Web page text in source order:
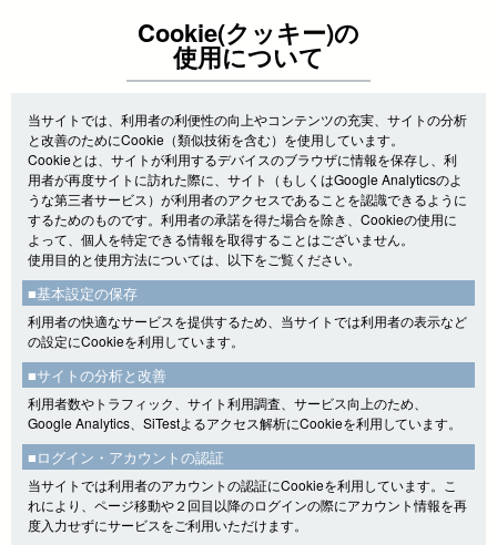
Cookie(クッキー)の
使用について
当サイトでは、利用者の利便性の向上やコンテンツの充実、サイトの分析
と改善のためにCookie（類似技術を含む）を使用しています。
Cookieとは、サイトが利用するデバイスのブラウザに情報を保存し、利
用者が再度サイトに訪れた際に、サイト（もしくはGoogle Analyticsのよ
うな第三者サービス）が利用者のアクセスであることを認識できるように
するためのものです。利用者の承諾を得た場合を除き、Cookieの使用に
よって、個人を特定できる情報を取得することはございません。
使用目的と使用方法については、以下をご覧ください。
■基本設定の保存
利用者の快適なサービスを提供するため、当サイトでは利用者の表示など
の設定にCookieを利用しています。
■サイトの分析と改善
利用者数やトラフィック、サイト利用調査、サービス向上のため、
Google Analytics、SiTestよるアクセス解析にCookieを利用しています。
■ログイン・アカウントの認証
当サイトでは利用者のアカウントの認証にCookieを利用しています。こ
れにより、ページ移動や２回目以降のログインの際にアカウント情報を再
度入力せずにサービスをご利用いただけます。